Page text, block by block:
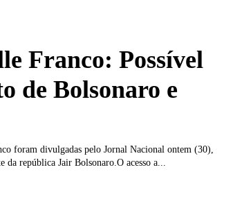
Franco: Possível
de Bolsonaro e
foram divulgadas pelo Jornal Nacional ontem (30),
da república Jair Bolsonaro.O acesso a...